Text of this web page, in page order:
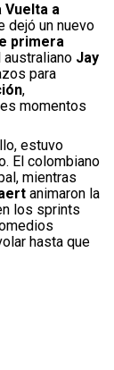
Vuelta a
dejó un nuevo
primera
australiano Jay
para
,
momentos
estuvo
El colombiano
mientras
animaron la
los sprints
hasta que